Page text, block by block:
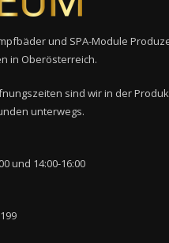
und SPA-Module
in Oberösterreich.
sind wir in der
unterwegs.
und 14:00-16:00